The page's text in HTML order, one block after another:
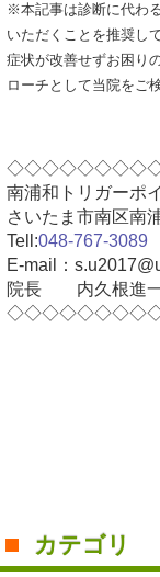
※本記事は診断に代わ
いただくことを推奨し
症状が改善せずお困り
ローチとして当院をご
南浦和トリガーポ
さいたま市南区南
Tell:048-767-3089
E-mail：
院長 内久根進
カテゴリ